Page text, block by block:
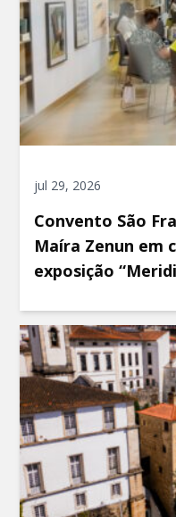
jul 29, 2026
Convento São
Maíra Zenun em
exposição